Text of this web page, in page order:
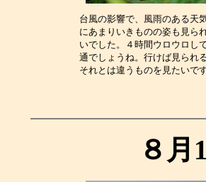
台風の影響で、風雨のある天
にあまりいきものの姿も見ら
いでした。４時間ウロウロし
通でしょうね。行けば見られ
それとは違う
８月